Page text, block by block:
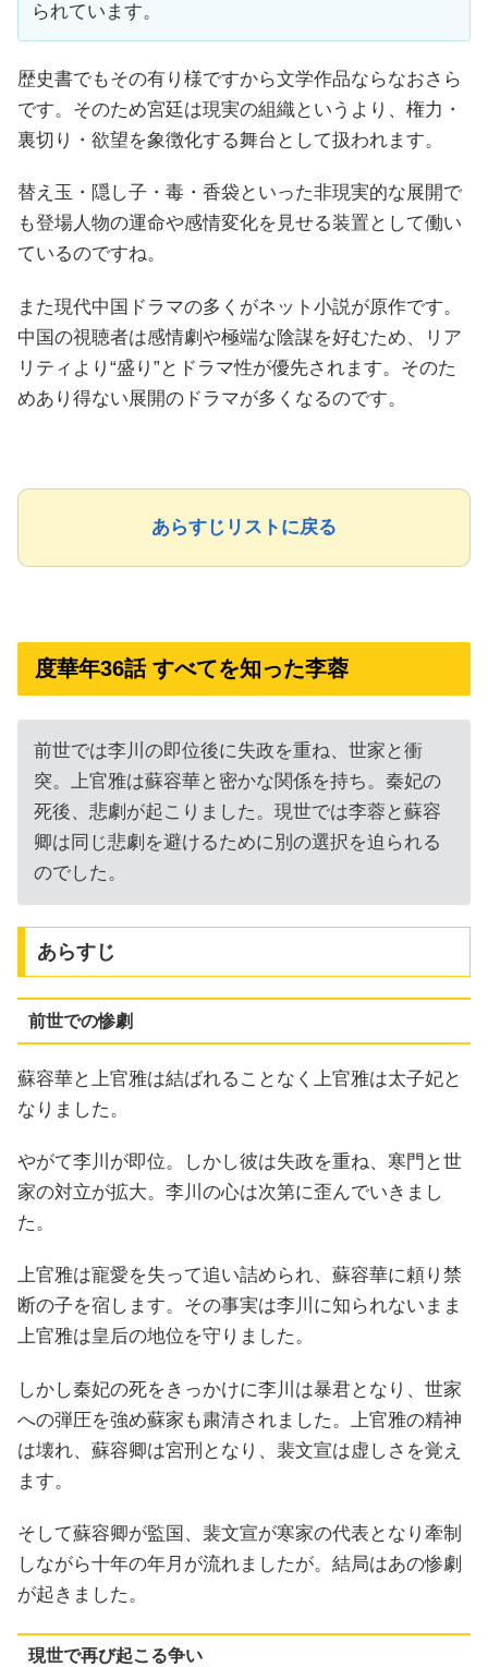
られています。
歴史書でもその有り様ですから文学作品ならなおさら
です。そのため宮廷は現実の組織というより、権力・
裏切り・欲望を象徴化する舞台として扱われます。
替え玉・隠し子・毒・香袋といった非現実的な展開で
も登場人物の運命や感情変化を見せる装置として働い
ているのですね。
また現代中国ドラマの多くがネット小説が原作です。
中国の視聴者は感情劇や極端な陰謀を好むため、リア
リティより“盛り”とドラマ性が優先されます。そのた
めあり得ない展開のドラマが多くなるのです。
あらすじリストに戻る
度華年36話 すべてを知った李蓉
前世では李川の即位後に失政を重ね、世家と衝
突。上官雅は蘇容華と密かな関係を持ち。秦妃の
死後、悲劇が起こりました。現世では李蓉と蘇容
卿は同じ悲劇を避けるために別の選択を迫られる
のでした。
あらすじ
前世での惨劇
蘇容華と上官雅は結ばれることなく上官雅は太子妃と
なりました。
やがて李川が即位。しかし彼は失政を重ね、寒門と世
家の対立が拡大。李川の心は次第に歪んでいきまし
た。
上官雅は寵愛を失って追い詰められ、蘇容華に頼り禁
断の子を宿します。その事実は李川に知られないまま
上官雅は皇后の地位を守りました。
しかし秦妃の死をきっかけに李川は暴君となり、世家
への弾圧を強め蘇家も粛清されました。上官雅の精神
は壊れ、蘇容卿は宮刑となり、裴文宣は虚しさを覚え
ます。
そして蘇容卿が監国、裴文宣が寒家の代表となり牽制
しながら十年の年月が流れましたが。結局はあの惨劇
が起きました。
現世で再び起こる争い